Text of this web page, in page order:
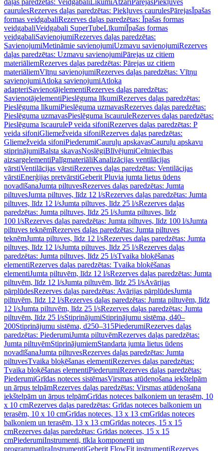
daļas paredzētas: Veidgabali LīkumiAtzari PārejasPiekļuves
caurulesRezerves daļas paredzētas: Piekļuves caurulesPārejasĪpašas
formas veidgabaliRezerves daļas paredzētas: Īpašas formas
veidgabaliVeidgabali SuperTubeLīkumiĪpašas formas
veidgabaliSavienojumiRezerves daļas paredzētas:
SavienojumiMetināmie savienojumiUzmavu savienojumiRezerves
daļas paredzētas: Uzmavu savienojumiPārejas uz citiem
materiāliemRezerves daļas paredzētas: Pārejas uz citiem
materiāliemVītņu savienojumiRezerves daļas paredzētas: Vītņu
savienojumiAtloka savienojumiAtloka
adapteriSavienotājelementiRezerves daļas paredzētas:
SavienotājelementiPieslēguma līkumiRezerves daļas paredzētas:
Pieslēguma līkumiPieslēguma uzmavasRezerves daļas paredzētas:
Pieslēguma uzmavasPieslēguma īscauruleRezerves daļas paredzētas:
Pieslēguma īscauruleP veida sifoniRezerves daļas paredzētas: P
veida sifoniGliemežveida sifoniRezerves daļas paredzētas:
Gliemežveida sifoniPiederumiCauruļu apskavasCauruļu apskavu
stiprinājumiBalsta skavasNoslēgiBlīvējumiCeltniecības
aizsargelementiPalīgmateriāliKanalizācijas ventilācijas
vārstiVentilācijas vārstiRezerves daļas paredzētas: Ventilācijas
vārstiEnerģijas pretvārstiGeberit Pluvia jumta lietus ūdens
novadīšanaJumta piltuvesRezerves daļas paredzētas: Jumta
piltuvesJumta piltuves, līdz 12 l/sRezerves daļas paredzētas: Jumta
piltuves, līdz 12 l/sJumta piltuves, līdz 25 l/sRezerves daļas
paredzētas: Jumta piltuves, līdz 25 l/sJumta piltuves, līdz
100 l/sRezerves daļas paredzētas: Jumta piltuves, līdz 100 l/sJumta
piltuves teknēmRezerves daļas paredzētas: Jumta piltuves
teknēmJumta piltuves, līdz 12 l/sRezerves daļas paredzētas: Jumta
piltuves, līdz 12 l/sJumta piltuves, līdz 25 l/sRezerves daļas
paredzētas: Jumta piltuves, līdz 25 l/sTvaika bloķēšanas
elementiRezerves daļas paredzētas: Tvaika bloķēšanas
elementiJumta piltuvēm, līdz 12 l/sRezerves daļas paredzētas: Jumta
piltuvēm, līdz 12 l/sJumta piltuvēm, līdz 25 l/sAvārijas
pārplūdesRezerves daļas paredzētas: Avārijas pārplūdesJumta
piltuvēm, līdz 12 l/sRezerves daļas paredzētas: Jumta piltuvēm, līdz
12 l/sJumta piltuvēm, līdz 25 l/sRezerves daļas paredzētas: Jumta
piltuvēm, līdz 25 l/sStiprinājumiStiprinājumu sistēma, d40–
200Stiprinājumu sistēma, d250–315PiederumiRezerves daļas
paredzētas: PiederumiJumta piltuvēmRezerves daļas paredzētas:
Jumta piltuvēmStiprinājumiemStandarta jumta lietus ūdens
novadīšanaJumta piltuvesRezerves daļas paredzētas: Jumta
piltuvesTvaika bloķēšanas elementiRezerves daļas paredzētas:
Tvaika bloķēšanas elementiPiederumiRezerves daļas paredzētas:
PiederumiGrīdas noteces sistēmasVirsmas atūdeņošana iekštelpām
un ārpus telpāmRezerves daļas paredzētas: Virsmas atūdeņošana
iekštelpām un ārpus telpāmGrīdas noteces balkoniem un terasēm, 10
x 10 cmRezerves daļas paredzētas: Grīdas noteces balkoniem un
terasēm, 10 x 10 cmGrīdas noteces, 13 x 13 cmGrīdas noteces
balkoniem un terasēm, 13 x 13 cmGrīdas noteces, 15 x 15
cmRezerves daļas paredzētas: Grīdas noteces, 15 x 15
cmPiederumiInstrumenti, tīkla komponenti un
programmatūraInstrumentiGeberit FlowFit instrumentiRezerves